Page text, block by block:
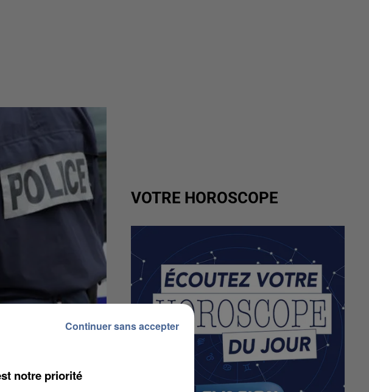
VOTRE HOROSCOPE
notre priorité
Continuer sans accepter